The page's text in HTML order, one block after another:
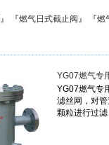
』 『燃气日式截止阀 』 『燃
YG07燃气专
YG07燃气专
滤丝网，对
颗粒进行过